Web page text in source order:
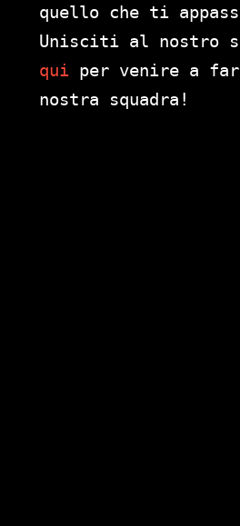
quello che ti
Unisciti al nostro
qui per venire a
nostra squadra!